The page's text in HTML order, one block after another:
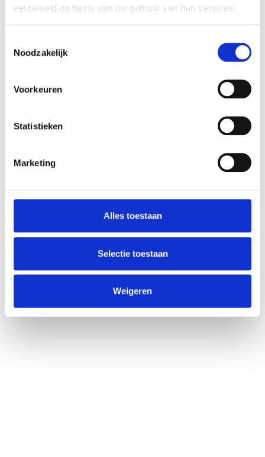
verzameld op basis van uw gebruik van hun services.
Noodzakelijk
Voorkeuren
Statistieken
Marketing
Alles toestaan
Selectie toestaan
Weigeren